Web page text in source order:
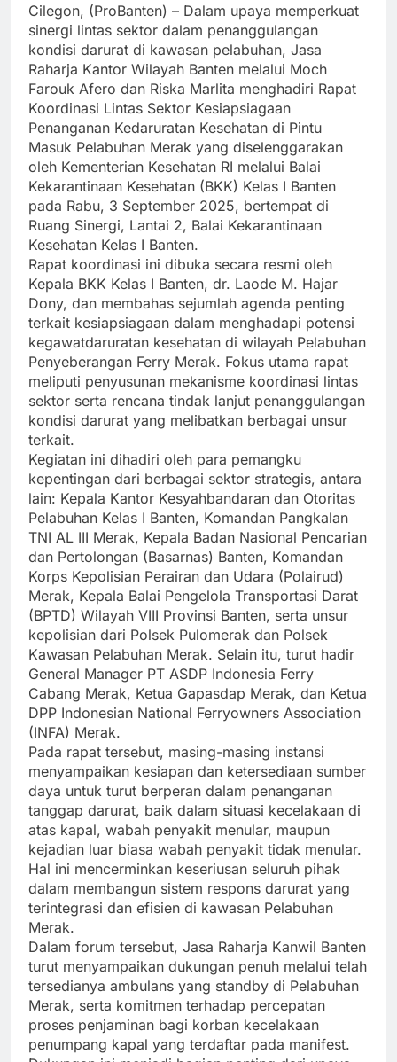
Cilegon, (ProBanten) – Dalam upaya memperkuat
sinergi lintas sektor dalam penanggulangan
kondisi darurat di kawasan pelabuhan, Jasa
Raharja Kantor Wilayah Banten melalui Moch
Farouk Afero dan Riska Marlita menghadiri Rapat
Koordinasi Lintas Sektor Kesiapsiagaan
Penanganan Kedaruratan Kesehatan di Pintu
Masuk Pelabuhan Merak yang diselenggarakan
oleh Kementerian Kesehatan RI melalui Balai
Kekarantinaan Kesehatan (BKK) Kelas I Banten
pada Rabu, 3 September 2025, bertempat di
Ruang Sinergi, Lantai 2, Balai Kekarantinaan
Kesehatan Kelas I Banten.
Rapat koordinasi ini dibuka secara resmi oleh
Kepala BKK Kelas I Banten, dr. Laode M. Hajar
Dony, dan membahas sejumlah agenda penting
terkait kesiapsiagaan dalam menghadapi potensi
kegawatdaruratan kesehatan di wilayah Pelabuhan
Penyeberangan Ferry Merak. Fokus utama rapat
meliputi penyusunan mekanisme koordinasi lintas
sektor serta rencana tindak lanjut penanggulangan
kondisi darurat yang melibatkan berbagai unsur
terkait.
Kegiatan ini dihadiri oleh para pemangku
kepentingan dari berbagai sektor strategis, antara
lain: Kepala Kantor Kesyahbandaran dan Otoritas
Pelabuhan Kelas I Banten, Komandan Pangkalan
TNI AL III Merak, Kepala Badan Nasional Pencarian
dan Pertolongan (Basarnas) Banten, Komandan
Korps Kepolisian Perairan dan Udara (Polairud)
Merak, Kepala Balai Pengelola Transportasi Darat
(BPTD) Wilayah VIII Provinsi Banten, serta unsur
kepolisian dari Polsek Pulomerak dan Polsek
Kawasan Pelabuhan Merak. Selain itu, turut hadir
General Manager PT ASDP Indonesia Ferry
Cabang Merak, Ketua Gapasdap Merak, dan Ketua
DPP Indonesian National Ferryowners Association
(INFA) Merak.
Pada rapat tersebut, masing-masing instansi
menyampaikan kesiapan dan ketersediaan sumber
daya untuk turut berperan dalam penanganan
tanggap darurat, baik dalam situasi kecelakaan di
atas kapal, wabah penyakit menular, maupun
kejadian luar biasa wabah penyakit tidak menular.
Hal ini mencerminkan keseriusan seluruh pihak
dalam membangun sistem respons darurat yang
terintegrasi dan efisien di kawasan Pelabuhan
Merak.
Dalam forum tersebut, Jasa Raharja Kanwil Banten
turut menyampaikan dukungan penuh melalui telah
tersedianya ambulans yang standby di Pelabuhan
Merak, serta komitmen terhadap percepatan
proses penjaminan bagi korban kecelakaan
penumpang kapal yang terdaftar pada manifest.